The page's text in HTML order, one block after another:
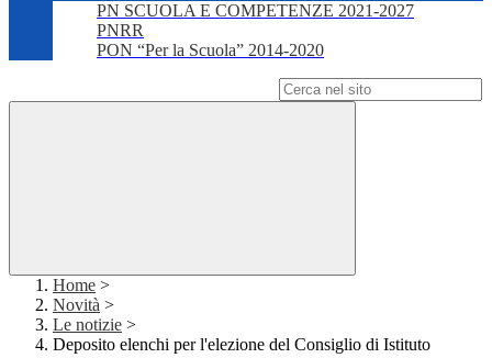
PN SCUOLA E COMPETENZE 2021-2027
PNRR
PON “Per la Scuola” 2014-2020
Home >
Novità >
Le notizie >
Deposito elenchi per l'elezione del Consiglio di Istituto